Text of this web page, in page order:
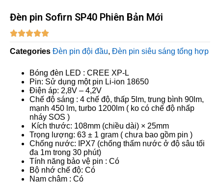
Đèn pin Sofirn SP40 Phiên Bản Mới

Categories Đèn pin đội đầu, Đèn pin siêu sáng tổng hợp
Bóng đèn LED : CREE XP-L
Pin: Sử dụng một pin Li-ion 18650
Điện áp: 2,8V – 4,2V
Chế độ sáng : 4 chế độ, thấp 5lm, trung bình 90lm,
mạnh 450 lm, turbo 1200lm ( ko có chế độ nhấp
nháy SOS )
Kích thước: 108mm (chiều dài) × 25mm
Trọng lượng: 63 ± 1 gram ( chưa bao gồm pin )
Chống nước: IPX7 (chống thấm nước ở độ sâu tối
đa 1m trong 30 phút)
Tính năng bảo vệ pin : Có
Bộ nhớ chế độ: Có
Nam châm : Có